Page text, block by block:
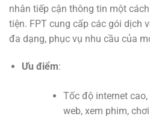
nhân tiếp cận thông tin một
tiện. FPT cung cấp các gói dịch
đa dạng, phục vụ nhu cầu của
Ưu điểm:
Tốc độ internet
web, xem phim,